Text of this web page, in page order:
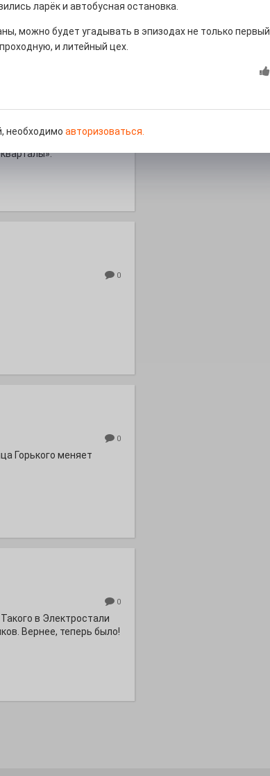
по
электростальцев
0
0
Горького меняет
0
в Электростали
Вернее, теперь было!
ларёк и автобусная остановка.
можно будет угадывать в эпизодах не только первый
и литейный цех.
необходимо авторизоваться.